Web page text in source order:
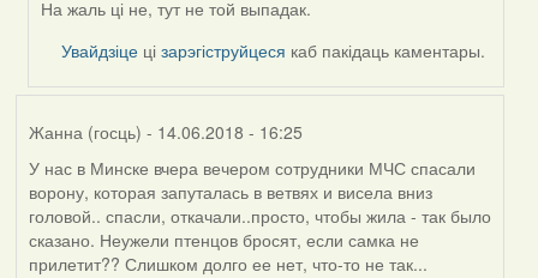
by
На жаль ці не, тут не той выпадак.
Увайдзіце цізарэгіструйцеся каб пакідаць каментары.
Жанна (госць) - 14.06.2018 - 16:25
У нас в Минске вчера вечером сотрудники МЧС спасали
ворону, которая запуталась в ветвях и висела вниз
головой.. спасли, откачали..просто, чтобы жила - так было
сказано. Неужели птенцов бросят, если самка не
прилетит?? Слишком долго ее нет, что-то не так...